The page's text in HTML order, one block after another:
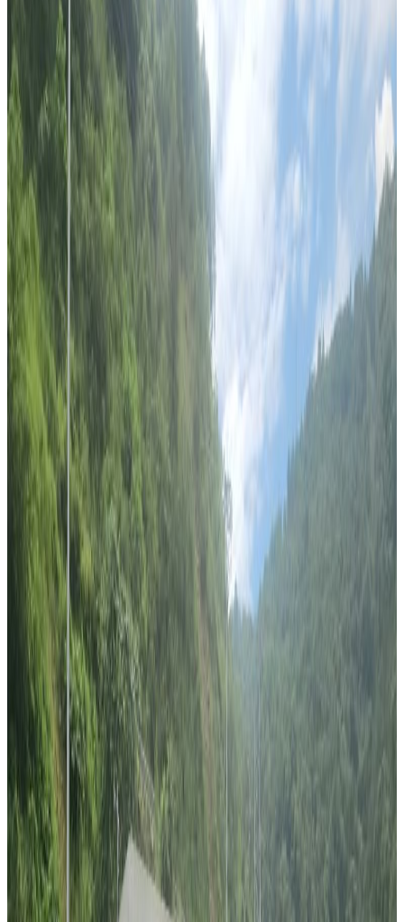
Nepaltube Australia
Sunday, 2020 January 19 / 7:44 am